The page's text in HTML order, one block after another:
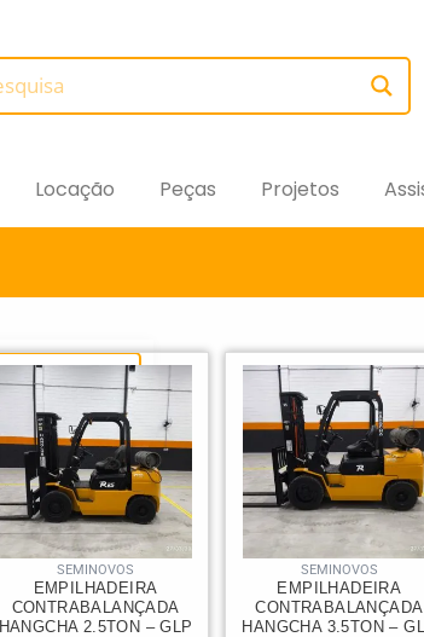
Locação Peças Projetos
SEMINOVOS
EMPILHADEIRA
CONTRABALANÇADA
HANGCHA 2.5TON – GLP
SEMINOVOS
EMPILHADEIRA
CONTRABALANÇADA
HANGCHA 3.5TON –